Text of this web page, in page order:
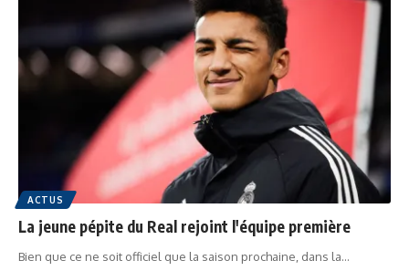
ACTUS
La jeune pépite du Real rejoint l'équipe première
Bien que ce ne soit officiel que la saison prochaine, dans la…